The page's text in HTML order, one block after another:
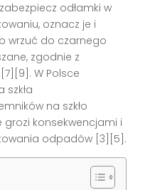
odłamki w
oznacz je i
wrzuć do czarnego
zgodnie z
W Polsce
szkła
na szkło
konsekwencjami i
odpadów [3][5].